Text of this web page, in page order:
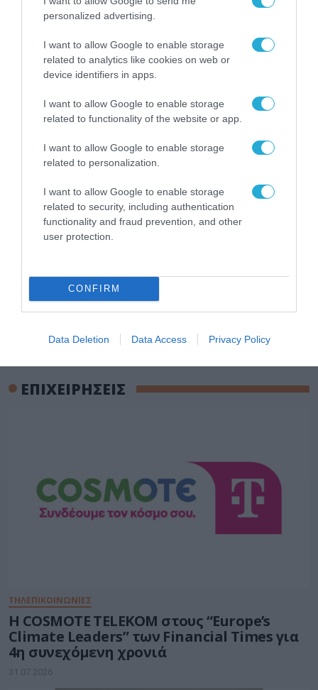
personalized advertising.
I want to allow Google to enable storage
related to analytics like cookies on web or
device identifiers in apps.
I want to allow Google to enable storage
related to functionality of the website or app.
I want to allow Google to enable storage
related to personalization.
I want to allow Google to enable storage
related to security, including authentication
functionality and fraud prevention, and other
user protection.
CONFIRM
Data Deletion Data Access Privacy Policy
των ελληνικών
επιχειρήσεων στον
χώρο της άμυνας
Η πιο ταξιδιάρικη
βαλίτσα του φετινού
υπογραφή της Xiaomi
31.07.2026
ΟΛΗ Η ΡΟΗ ΕΙΔΗΣΕΩΝ
ΕΠΙΧΕΙΡΗΣΕΙΣ
ΤΗΛΕΠΙΚΟΙΝΩΝΙΕΣ
Η COSMOTE TELEKOM στους “Europe’s
Climate Leaders” των Financial Times για
4η συνεχόμενη χρονιά
31.07.2026